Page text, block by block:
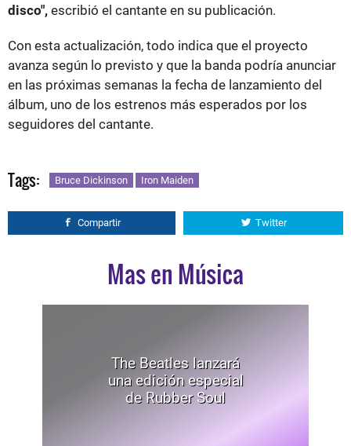
disco", escribió el cantante en su publicación.
Con esta actualización, todo indica que el proyecto
avanza según lo previsto y que la banda podría anunciar
en las próximas semanas la fecha de lanzamiento del
álbum, uno de los estrenos más esperados por los
seguidores del cantante.
Tags: Bruce Dickinson Iron Maiden
Compartir Twitter
Mas en Música
The Beatles lanzará
una edición especial
de Rubber Soul